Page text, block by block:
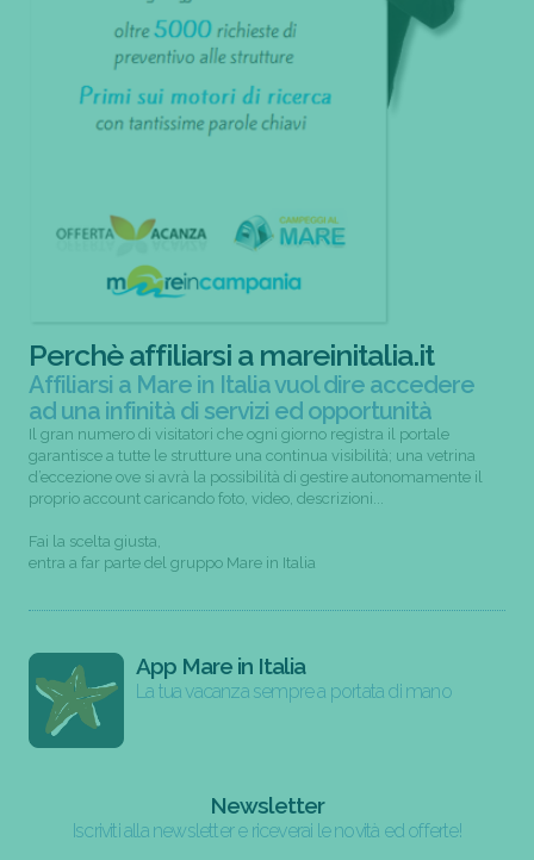
Perchè affiliarsi a mareinitalia.it
Affiliarsi a Mare in Italia vuol dire accedere
ad una infinità di servizi ed opportunità
Il gran numero di visitatori che ogni giorno registra il portale
garantisce a tutte le strutture una continua visibilità; una vetrina
d’eccezione ove si avrà la possibilità di gestire autonomamente il
proprio account caricando foto, video, descrizioni...
Fai la scelta giusta,
entra a far parte del gruppo Mare in Italia
App Mare in Italia
La tua vacanza sempre a portata di mano
Newsletter
Iscriviti alla newsletter e riceverai le novità ed offerte!